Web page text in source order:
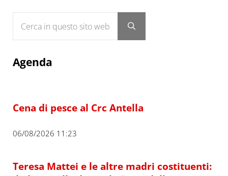
Submit search
Agenda
Cena di pesce al Crc Antella
06/08/2026 11:23
Teresa Mattei e le altre madri costituenti: